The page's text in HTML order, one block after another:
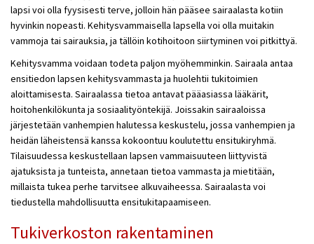
lapsi voi olla fyysisesti terve, jolloin hän pääsee sairaalasta kotiin
hyvinkin nopeasti. Kehitysvammaisella lapsella voi olla muitakin
vammoja tai sairauksia, ja tällöin kotihoitoon siirtyminen voi pitkittyä.
Kehitysvamma voidaan todeta paljon myöhemminkin. Sairaala antaa
ensitiedon lapsen kehitysvammasta ja huolehtii tukitoimien
aloittamisesta. Sairaalassa tietoa antavat pääasiassa lääkärit,
hoitohenkilökunta ja sosiaalityöntekijä. Joissakin sairaaloissa
järjestetään vanhempien halutessa keskustelu, jossa vanhempien ja
heidän läheistensä kanssa kokoontuu koulutettu ensitukiryhmä.
Tilaisuudessa keskustellaan lapsen vammaisuuteen liittyvistä
ajatuksista ja tunteista, annetaan tietoa vammasta ja mietitään,
millaista tukea perhe tarvitsee alkuvaiheessa. Sairaalasta voi
tiedustella mahdollisuutta ensitukitapaamiseen.
Tukiverkoston rakentaminen